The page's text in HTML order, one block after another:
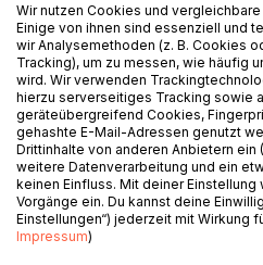
Why don´t fly the
What are
maintain? Must our
vain for answers to
You will find in this
absolutely
WEITERE
Wir nutzen Cookies und
Einige von ihnen sind essenziell und
wir Analysemethoden (z. B. Cookies
Tracking), um zu messen, wie häufig
wird. Wir verwenden
hierzu serverseitiges Tracking sowie
geräteübergreifend Cookies,
gehashte E-Mail-Adressen genutzt
Drittinhalte von anderen Anbietern
weitere Datenverarbeitung und ein
keinen Einfluss. Mit deiner
Vorgänge ein. Du kannst deine
Einstellungen“) jederzeit mit Wirkung
Impressum)